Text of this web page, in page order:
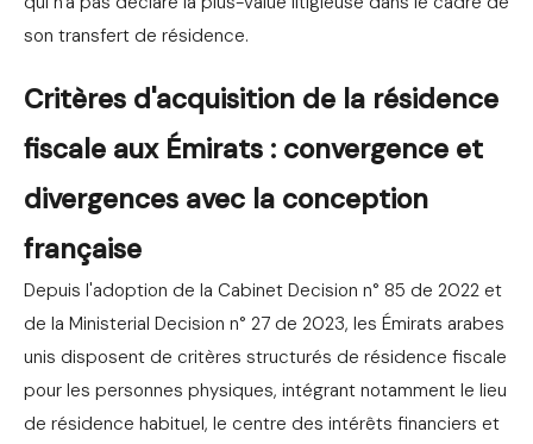
son transfert de résidence.
Critères d'acquisition de la résidence
fiscale aux Émirats : convergence et
divergences avec la conception
française
Depuis l'adoption de la Cabinet Decision n° 85 de 2022 et
de la Ministerial Decision n° 27 de 2023, les Émirats arabes
unis disposent de critères structurés de résidence fiscale
pour les personnes physiques, intégrant notamment le lieu
de résidence habituel, le centre des intérêts financiers et